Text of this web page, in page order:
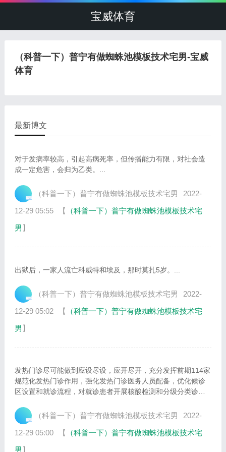
宝威体育
（科普一下）普宁有做蜘蛛池模板技术宅男-宝威
体育
最新博文
对于发病率较高，引起高病死率，但传播能力有限，对社会造
成一定危害，会归为乙类。...
（科普一下）普宁有做蜘蛛池模板技术宅男
2022-
12-29 05:55
【
（科普一下）普宁有做蜘蛛池模板技术宅
男 】
出狱后，一家人流亡科威特和埃及，那时莫扎5岁。...
（科普一下）普宁有做蜘蛛池模板技术宅男
2022-
12-29 05:02
【
（科普一下）普宁有做蜘蛛池模板技术宅
男 】
发热门诊尽可能做到应设尽设，应开尽开，充分发挥前期114家
规范化发热门诊作用，强化发热门诊医务人员配备，优化候诊
区设置和就诊流程，对就诊患者开展核酸检测和分级分类诊
（科普一下）普宁有做蜘蛛池模板技术宅男
2022-
12-29 05:00
【
（科普一下）普宁有做蜘蛛池模板技术宅
男 】